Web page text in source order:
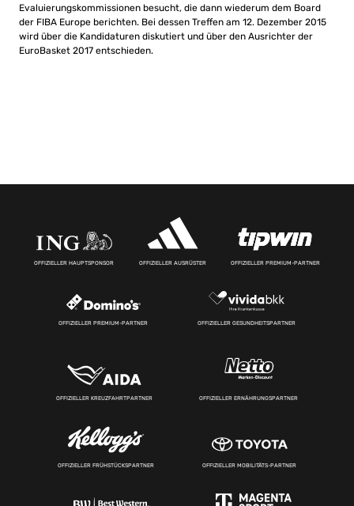
Evaluierungskommissionen besucht, die dann wiederum dem Board
der FIBA Europe berichten. Bei dessen Treffen am 12. Dezember 2015
wird über die Kandidaturen diskutiert und über den Ausrichter der
EuroBasket 2017 entschieden.
OFFIZIELLER HAUPTSPONSOR OFFIZIELLER AUSRÜSTER OFFIZIELLER PREMIUM-PARTNER
OFFIZIELLER PREMIUM-PARTNER OFFIZIELLER GESUNDHEITSPARTNER
OFFIZIELLER KREUZFAHRTPARTNER OFFIZIELLER ERNÄHRUNGSPARTNER
OFFIZIELLER FRÜHSTÜCKSPARTNER OFFIZIELLER MOBILITÄTS-PARTNER